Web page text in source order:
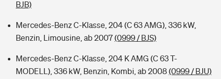
BJB)
Mercedes-Benz C-Klasse, 204 (C 63 AMG), 336 kW,
Benzin, Limousine, ab 2007(0999 / BJS)
Mercedes-Benz C-Klasse, 204 K AMG (C 63 T-
MODELL), 336 kW, Benzin, Kombi, ab 2008 (0999 / BJU)